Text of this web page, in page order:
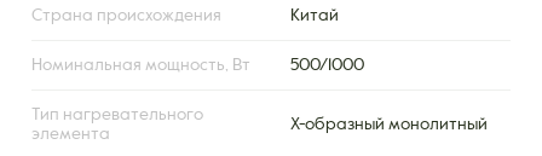
Страна происхождения Китай
Номинальная мощность, Вт 500/1000
Тип нагревательного
элемента
X-образный монолитный